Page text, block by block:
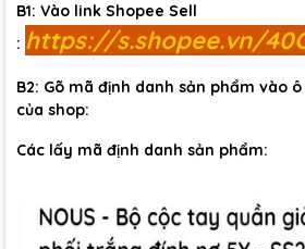
B1: Vào link Shopee Sell
: https://s.shopee.vn/
B2: Gõ mã định danh sản phẩm vào
của shop:
Các lấy mã định danh sản phẩm: